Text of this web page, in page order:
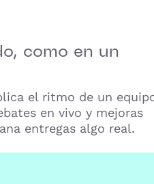
como en un
el ritmo de un
en vivo y mejoras
entregas algo real.